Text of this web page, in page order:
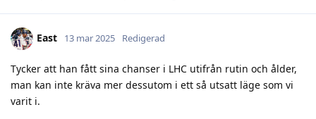
East 13 mar 2025 Redigerad
Tycker att han fått sina chanser i LHC utifrån rutin och ålder,
man kan inte kräva mer dessutom i ett så utsatt läge som vi
varit i.